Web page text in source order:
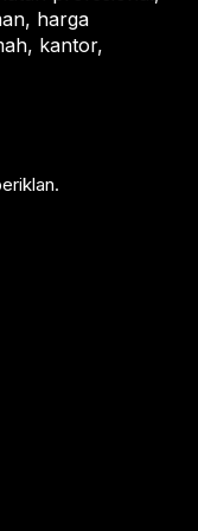
harga
kantor,